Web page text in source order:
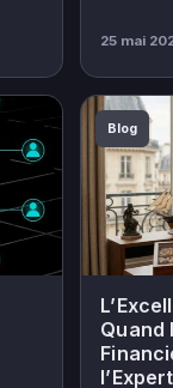
25 mai
Blog
Quand